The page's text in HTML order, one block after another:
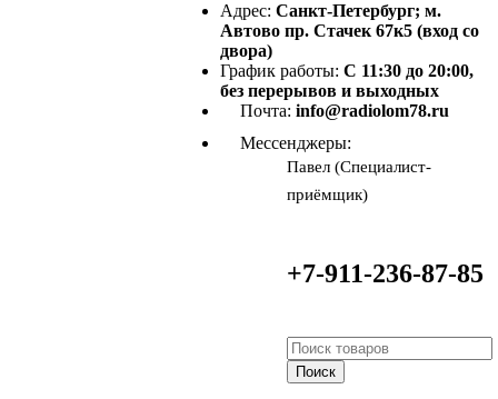
Адрес: Санкт-Петербург; м.
Автово пр. Стачек 67к5 (вход со
двора)
График работы: С 11:30 до 20:00,
без перерывов и выходных
Почта: info@radiolom78.ru
Мессенджеры:
Павел (Специалист-
приёмщик)
+7-911-236-87-85
Поиск